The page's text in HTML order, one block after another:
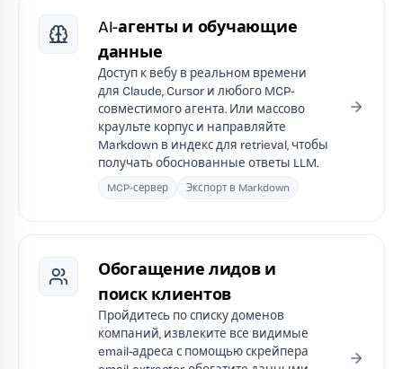
AI-агенты и обучающие
данные
Доступ к вебу в реальном времени
для Claude, Cursor и любого MCP-
совместимого агента. Или массово
краульте корпус и направляйте
Markdown в индекс для retrieval, чтобы
получать обоснованные ответы LLM.
MCP-сервер Экспорт в Markdown
Обогащение лидов и
поиск клиентов
Пройдитесь по списку доменов
компаний, извлеките все видимые
email-адреса с помощью скрейпера